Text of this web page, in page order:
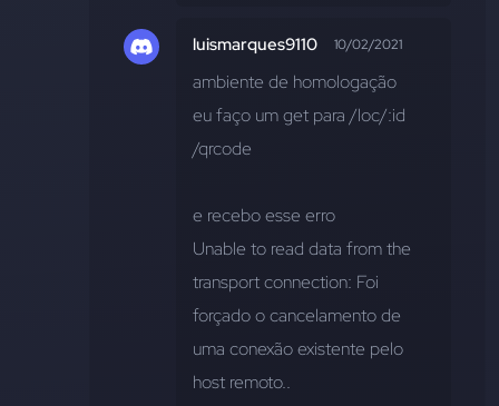
luismarques9110 10/02/2021
ambiente de homologação
eu faço um get para /loc/:id
/qrcode
e recebo esse erro
Unable to read data from the
transport connection: Foi
forçado o cancelamento de
uma conexão existente pelo
host remoto..